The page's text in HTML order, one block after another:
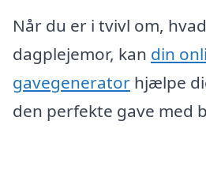
Når du er i tvivl om,
dagplejemor, kan din
gavegenerator hjælpe
den perfekte gave med